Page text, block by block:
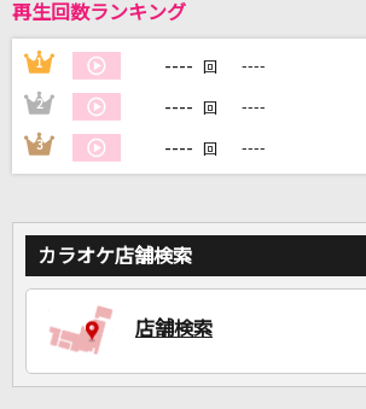
歌ひとすじに
西川ひとみ
カラオケをもっと楽しもう！
再生回数ランキング
1 ---- 回 ----
2 ---- 回 ----
3 ---- 回 ----
カラオケ店舗検索
店舗検索